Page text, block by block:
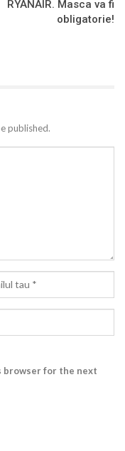
RYANAIR. Masca va fi
obligatorie!
published.
browser for the next